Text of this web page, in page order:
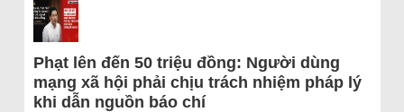
Phạt lên đến 50 triệu đồng: Người dùng
mạng xã hội phải chịu trách nhiệm pháp lý
khi dẫn nguồn báo chí